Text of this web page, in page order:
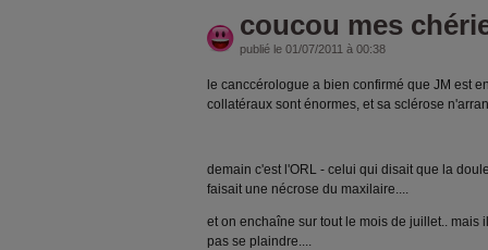
coucou mes
publié le 01/07/2011 à 00:38
le canccérologue a bien confirmé que JM est
collatéraux sont énormes, et sa sclérose
demain c'est l'ORL - celui qui disait que la
faisait une nécrose du maxilaire....
et on enchaîne sur tout le mois de juillet.. mais
pas se plaindre....